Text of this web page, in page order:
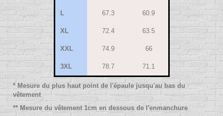
L 67.3 60.9
XL 72.4 63.5
XXL 74.9 66
3XL 78.7 71.1
* Mesure du plus haut point de l'épaule jusqu'au bas du
vêtement
** Mesure du vêtement 1cm en dessous de l'enmanchure